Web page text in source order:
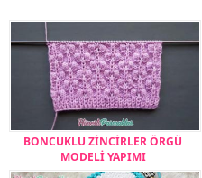
BONCUKLU ZİNCİRLER ÖRGÜ
MODELİ YAPIMI